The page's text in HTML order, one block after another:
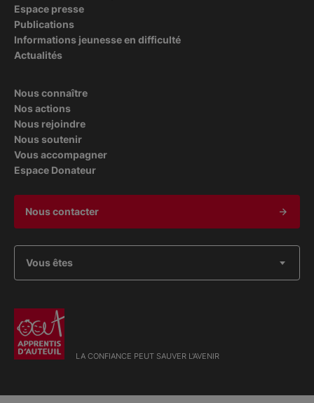
Espace presse
Publications
Informations jeunesse en difficulté
Actualités
Nous connaître
Nos actions
Nous rejoindre
Nous soutenir
Vous accompagner
Espace Donateur
Nous contacter
Vous êtes
LA CONFIANCE PEUT SAUVER L'AVENIR